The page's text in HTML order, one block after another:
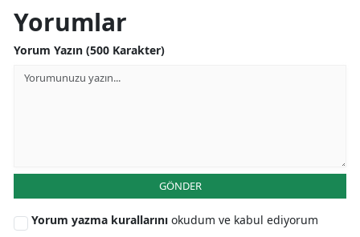
Kayseri
Kırklareli
Yorumlar
Yorum Yazın (500 Karakter)
GÖNDER
Yorum yazma kurallarını okudum ve kabul ediyorum